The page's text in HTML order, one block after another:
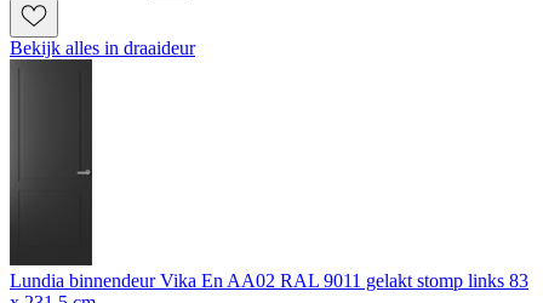
Bekijk alles in draaideur
Lundia binnendeur Vika En AA02 RAL 9011 gelakt stomp links 83